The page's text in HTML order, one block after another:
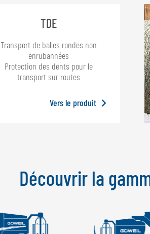
TDE
Transport de balles rondes non
enrubannées
Protection des dents pour le
transport sur routes
Vers le produit
Découvrir la